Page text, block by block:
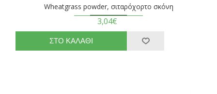
Wheatgrass powder, σιταρόχορτο σκόνη
3,04€